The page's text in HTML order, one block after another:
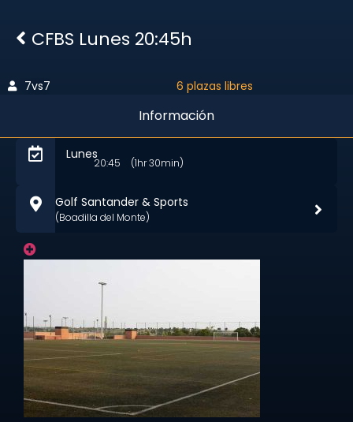
CFBS Lunes 20:45h
7vs7 6 plazas libres
Información
Lunes
20:45 (1hr 30min)
Golf Santander & Sports
(Boadilla del Monte)